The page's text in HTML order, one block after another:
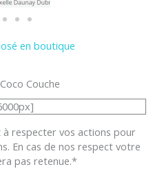
en boutique
Couche
respecter vos actions pour
En cas de nos respect votre
pas retenue.*